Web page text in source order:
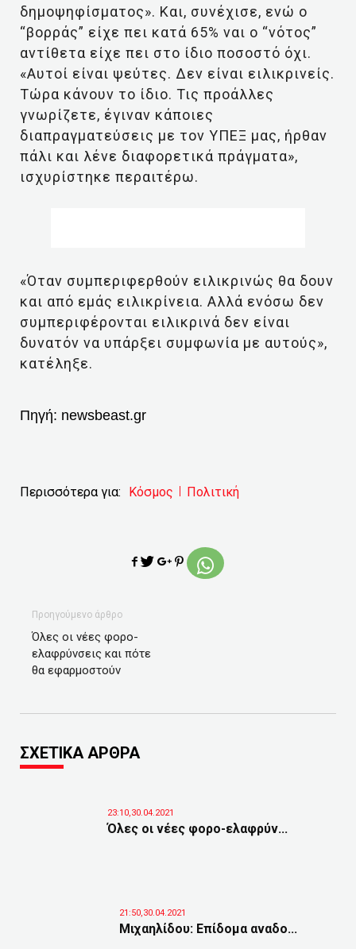
δημοψηφίσματος». Και, συνέχισε, ενώ ο
“βορράς” είχε πει κατά 65% ναι ο “νότος”
αντίθετα είχε πει στο ίδιο ποσοστό όχι.
«Αυτοί είναι ψεύτες. Δεν είναι ειλικρινείς.
Τώρα κάνουν το ίδιο. Τις προάλλες
γνωρίζετε, έγιναν κάποιες
διαπραγματεύσεις με τον ΥΠΕΞ μας, ήρθαν
πάλι και λένε διαφορετικά πράγματα»,
ισχυρίστηκε περαιτέρω.
«Όταν συμπεριφερθούν ειλικρινώς θα δουν
και από εμάς ειλικρίνεια. Αλλά ενόσω δεν
συμπεριφέρονται ειλικρινά δεν είναι
δυνατόν να υπάρξει συμφωνία με αυτούς»,
κατέληξε.
Πηγή: newsbeast.gr
Περισσότερα για: Κόσμος Πολιτική
Προηγούμενο άρθρο
Όλες οι νέες φορο-
ελαφρύνσεις και πότε
θα εφαρμοστούν
ΣΧΕΤΙΚΑ ΑΡΘΡΑ
23:10,30.04.2021
Όλες οι νέες φορο-ελαφρύν...
21:50,30.04.2021
Μιχαηλίδου: Επίδομα αναδο...